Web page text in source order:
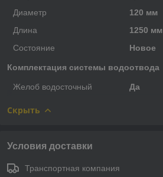
Диаметр
120 мм
Длина
1250 мм
Состояние
Новое
Комплектация системы водоотвода
Желоб водосточный Да
Скрыть
Условия доставки
Транспортная компания